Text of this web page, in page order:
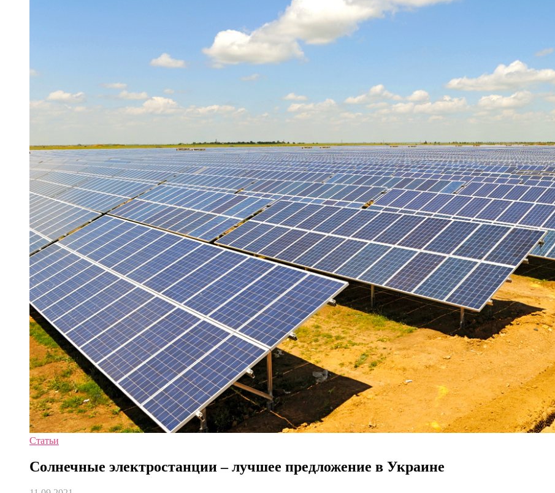
Статьи
Солнечные электростанции – лучшее предложение в Украине